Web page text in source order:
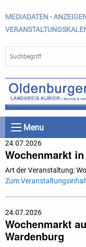
MEDIADATEN -
Menu
24.07.2026
Wochenmarkt
Art der Veranstaltung:
Zum
24.07.2026
Wochenmarkt
Wardenburg